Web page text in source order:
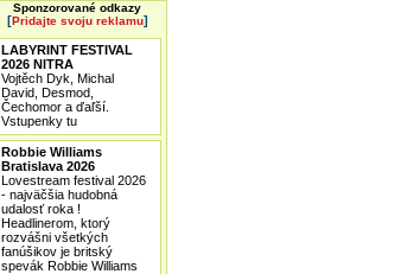
Sponzorované odkazy
[Pridajte svoju reklamu]
LABYRINT FESTIVAL
2026 NITRA
Vojtěch Dyk, Michal
David, Desmod,
Čechomor a ďaľší.
Vstupenky tu
Robbie Williams
Bratislava 2026
Lovestream festival 2026
- najväčšia hudobná
udalosť roka !
Headlinerom, ktorý
rozvášni všetkých
fanúšikov je britský
spevák Robbie Williams